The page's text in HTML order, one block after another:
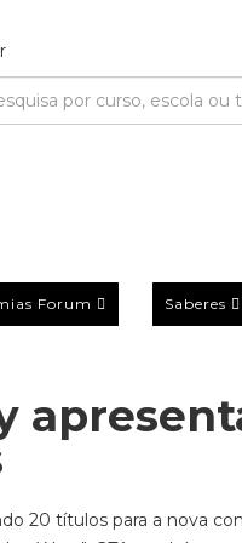
Forum Saberes
20 títulos para a nova